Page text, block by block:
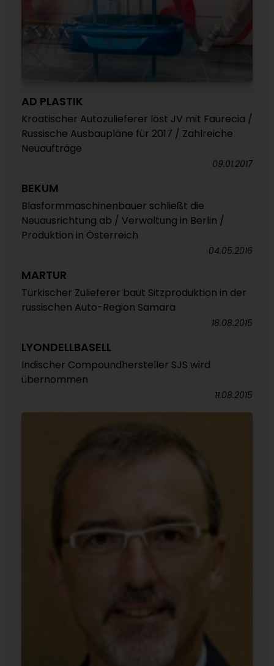
AD PLASTIK
Kroatischer Autozulieferer löst JV mit Faurecia /
Russische Ausbaupläne für 2017 / Zahlreiche
Neuaufträge
09.01.2017
BEKUM
Blasformmaschinenbauer schließt die
Neuausrichtung ab / Verwaltung in Berlin /
Produktion in Österreich
04.05.2016
MARTUR
Türkischer Zulieferer baut Sitzproduktion in der
russischen Auto-Region Samara
18.08.2015
LYONDELLBASELL
Indischer Compoundhersteller SJS wird
übernommen
11.08.2015